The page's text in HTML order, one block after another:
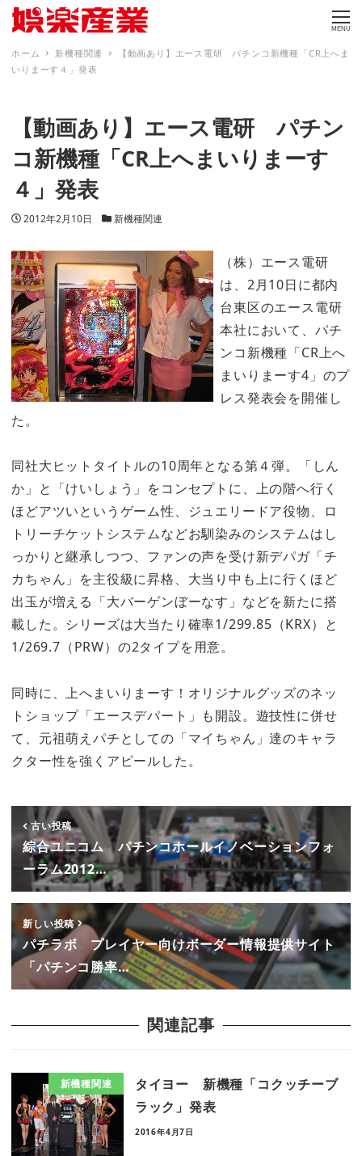
MENU
ホーム 新機種関連
【動画あり】エース電研 パチンコ新機種「CR上へま
いりまーす４」発表
【動画あり】エース電研 パチン
コ新機種「CR上へまいりまーす
４」発表
投稿日
2012年2月10日 カテゴリー
新機種関連
（株）エース電研
は、2月10日に都内
台東区のエース電研
本社において、パチ
ンコ新機種「CR上へ
まいりまーす4」のプ
レス発表会を開催し
た。
同社大ヒットタイトルの10周年となる第４弾。「しん
か」と「けいしょう」をコンセプトに、上の階へ行く
ほどアツいというゲーム性、ジュエリードア役物、ロ
トリーチケットシステムなどお馴染みのシステムはし
っかりと継承しつつ、ファンの声を受け新デパガ「チ
カちゃん」を主役級に昇格、大当り中も上に行くほど
出玉が増える「大バーゲンぼーなす」などを新たに搭
載した。シリーズは大当たり確率1/299.85（KRX）と
1/269.7（PRW）の2タイプを用意。
同時に、上へまいりまーす！オリジナルグッズのネッ
トショップ「エースデパート」も開設。遊技性に併せ
て、元祖萌えパチとしての「マイちゃん」達のキャラ
クター性を強くアピールした。
古い投稿
綜合ユニコム パチンコホールイノベーションフォ
ーラム2012…
新しい投稿
パチラボ プレイヤー向けボーダー情報提供サイト
「パチンコ勝率…
関連記事
新機種関連
タイヨー 新機種「コクッチーブ
ラック」発表
2016年4月7日